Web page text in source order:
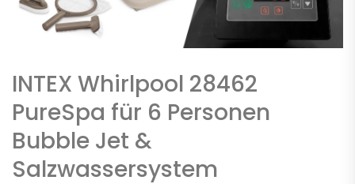
INTEX Whirlpool 28462
PureSpa für 6 Personen
Bubble Jet &
Salzwassersystem